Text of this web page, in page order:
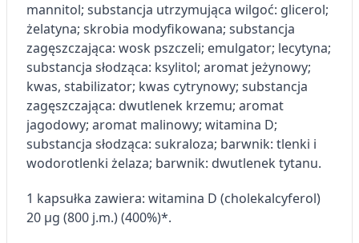
mannitol; substancja utrzymująca wilgoć: glicerol;
żelatyna; skrobia modyfikowana; substancja
zagęszczająca: wosk pszczeli; emulgator; lecytyna;
substancja słodząca: ksylitol; aromat jeżynowy;
kwas, stabilizator; kwas cytrynowy; substancja
zagęszczająca: dwutlenek krzemu; aromat
jagodowy; aromat malinowy; witamina D;
substancja słodząca: sukraloza; barwnik: tlenki i
wodorotlenki żelaza; barwnik: dwutlenek tytanu.
1 kapsułka zawiera: witamina D (cholekalcyferol)
20 µg (800 j.m.) (400%)*.
Przechowywanie informacji na urządzeniu
lub dostęp do nich
Wykorzystywanie ograniczonych danych do
wyboru reklam
Tworzenie profili w celu
spersonalizowanych reklam
Wykorzystanie profili do wyboru
spersonalizowanych reklam
Tworzenie profili w celu personalizacji treści
Wykorzystywanie profili w celu doboru